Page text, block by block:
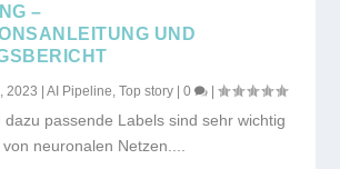
–
UND
2023 |AI Pipeline ,Top story |0 |
dazu passende Labels sind sehr wichtig
neuronalen Netzen....